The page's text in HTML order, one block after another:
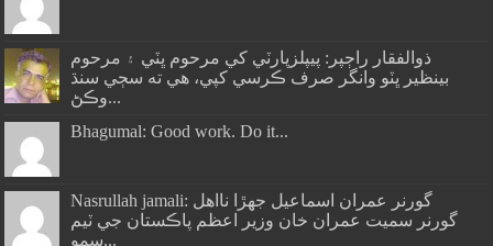
ذوالفقار راڄپر: پيپلزپارٽي کي مرحوم ڀٽي ۽ مرحوم
بينظير ڀٽو وانگر صرف ڪرسي کپي، هي ته سڄي سنڌ
وڪڻ...
Bhagumal: Good work. Do it...
Nasrullah jamali: گورنر عمران اسماعيل جھڙا نااهل
گورنر سميت عمران خان وزير اعظم پاڪستان جي ٽيم
سمو...